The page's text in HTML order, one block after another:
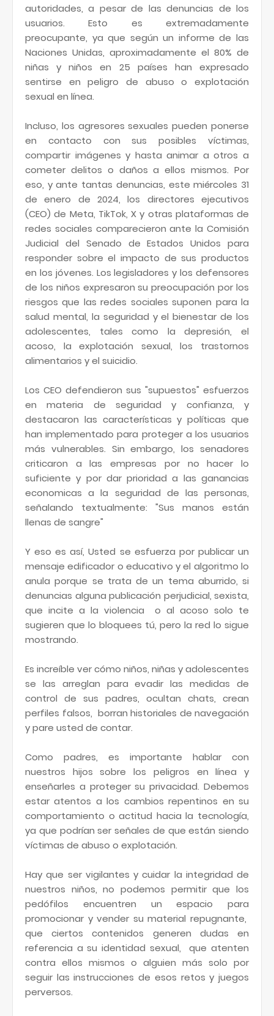
autoridades, a pesar de las denuncias de los
usuarios. Esto es extremadamente
preocupante, ya que según un informe de las
Naciones Unidas, aproximadamente el 80% de
niñas y niños en 25 países han expresado
sentirse en peligro de abuso o explotación
sexual en línea.
Incluso, los agresores sexuales pueden ponerse
en contacto con sus posibles víctimas,
compartir imágenes y hasta animar a otros a
cometer delitos o daños a ellos mismos. Por
eso, y ante tantas denuncias, este miércoles 31
de enero de 2024, los directores ejecutivos
(CEO) de Meta, TikTok, X y otras plataformas de
redes sociales comparecieron ante la Comisión
Judicial del Senado de Estados Unidos para
responder sobre el impacto de sus productos
en los jóvenes. Los legisladores y los defensores
de los niños expresaron su preocupación por los
riesgos que las redes sociales suponen para la
salud mental, la seguridad y el bienestar de los
adolescentes, tales como la depresión, el
acoso, la explotación sexual, los trastornos
alimentarios y el suicidio.
Los CEO defendieron sus "supuestos" esfuerzos
en materia de seguridad y confianza, y
destacaron las características y políticas que
han implementado para proteger a los usuarios
más vulnerables. Sin embargo, los senadores
criticaron a las empresas por no hacer lo
suficiente y por dar prioridad a las ganancias
economicas a la seguridad de las personas,
señalando textualmente: "Sus manos están
llenas de sangre"
Y eso es así, Usted se esfuerza por publicar un
mensaje edificador o educativo y el algoritmo lo
anula porque se trata de un tema aburrido, si
denuncias alguna publicación perjudicial, sexista,
que incite a la violencia o al acoso solo te
sugieren que lo bloquees tú, pero la red lo sigue
mostrando.
Es increíble ver cómo niños, niñas y adolescentes
se las arreglan para evadir las medidas de
control de sus padres, ocultan chats, crean
perfiles falsos, borran historiales de navegación
y pare usted de contar.
Como padres, es importante hablar con
nuestros hijos sobre los peligros en línea y
enseñarles a proteger su privacidad. Debemos
estar atentos a los cambios repentinos en su
comportamiento o actitud hacia la tecnología,
ya que podrían ser señales de que están siendo
víctimas de abuso o explotación.
Hay que ser vigilantes y cuidar la integridad de
nuestros niños, no podemos permitir que los
pedófilos encuentren un espacio para
promocionar y vender su material repugnante,
que ciertos contenidos generen dudas en
referencia a su identidad sexual, que atenten
contra ellos mismos o alguien más solo por
seguir las instrucciones de esos retos y juegos
perversos.